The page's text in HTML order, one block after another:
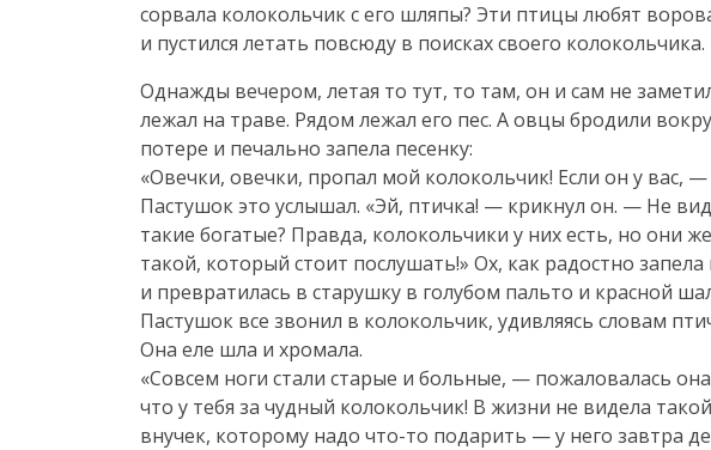
сорвала колокольчик с его шляпы? Эти птицы любят
и пустился летать повсюду в поисках своего
Однажды вечером, летая то тут, то там, он и сам не
лежал на траве. Рядом лежал его пес. А овцы бродили
потере и печально запела песенку:
«Овечки, овечки, пропал мой колокольчик! Если он у вас,
Пастушок это услышал. «Эй, птичка! — крикнул он. — Не
такие богатые? Правда, колокольчики у них есть, но они
такой, который стоит послушать!» Ох, как радостно
и превратилась в старушку в голубом пальто и красной
Пастушок все звонил в колокольчик, удивляясь словам
Она еле шла и хромала.
«Совсем ноги стали старые и больные, — пожаловалась
что у тебя за чудный колокольчик! В жизни не видела
внучек, которому надо что-то подарить — у него завтра